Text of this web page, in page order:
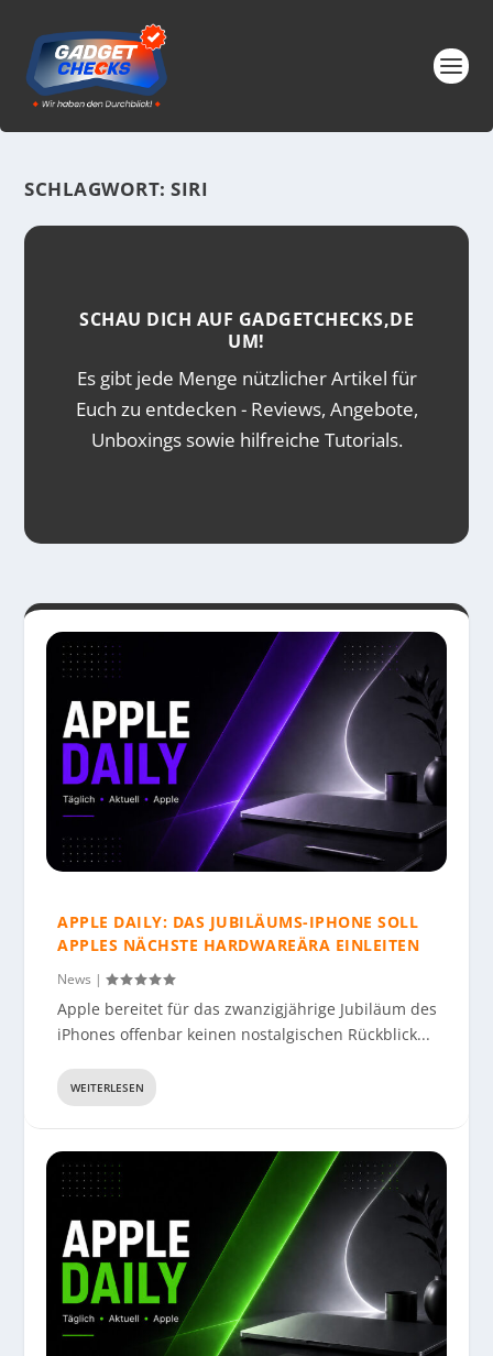
SCHLAGWORT:SIRI
SCHAU DICH AUF GADGETCHECKS,DE
UM!
Es gibt jede Menge nützlicher Artikel für
Euch zu entdecken - Reviews, Angebote,
Unboxings sowie hilfreiche Tutorials.
APPLE DAILY: APPLES KI-WEARABLES STARTEN
MIT KAMERA-AIRPODS UND GESUNDHEITSBRILLE
DIGITAL DANEBEN: APPLE MACHT DEN
AKKUSTAND KOSTENPFLICHTIG – SATIRE
APPLE NEWS: APPLES NÄCHSTE
GERÄTEGENERATION ZWISCHEN OLED, KI UND
PREISDRUCK
APPLE DAILY: REKORDZAHLEN TREFFEN AUF
LIEFERENGPÄSSE UND STEIGENDE PREISE
APPLE DAILY: DAS JUBILÄUMS-IPHONE SOLL
APPLES NÄCHSTE HARDWAREÄRA EINLEITEN
News |
Apple bereitet für das zwanzigjährige Jubiläum des
iPhones offenbar keinen nostalgischen Rückblick...
WEITERLESEN